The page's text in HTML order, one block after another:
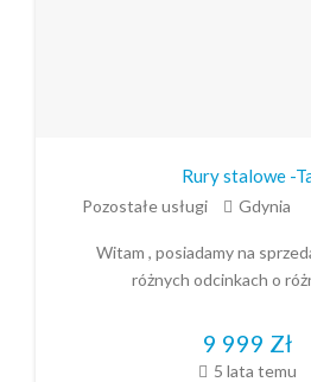
Rury stalowe -
Pozostałe usługi Gdynia
Witam , posiadamy na
różnych odcinkach o
9 999 Zł
5 lata temu